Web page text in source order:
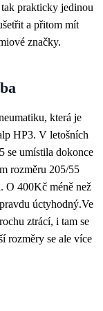
prakticky jedinou
a přitom mít
značky.
která je
HP3. V letošních
se umístila dokonce
rozměru 205/55
O 400Kč méně než
úctyhodný.Ve
ztrácí, i tam se
rozměry se ale více